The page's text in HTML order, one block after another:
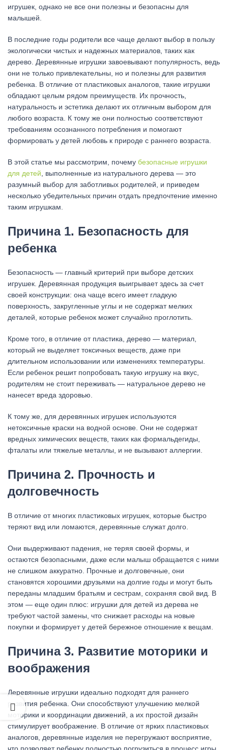
игрушек, однако не все они полезны и безопасны для
малышей.
В последние годы родители все чаще делают выбор в пользу
экологически чистых и надежных материалов, таких как
дерево. Деревянные игрушки завоевывают популярность, ведь
они не только привлекательны, но и полезны для развития
ребенка. В отличие от пластиковых аналогов, такие игрушки
обладают целым рядом преимуществ. Их прочность,
натуральность и эстетика делают их отличным выбором для
любого возраста. К тому же они полностью соответствуют
требованиям осознанного потребления и помогают
формировать у детей любовь к природе с раннего возраста.
В этой статье мы рассмотрим, почему безопасные игрушки
для детей , выполненные из натурального дерева — это
разумный выбор для заботливых родителей, и приведем
несколько убедительных причин отдать предпочтение именно
таким игрушкам.
Причина 1. Безопасность для
ребенка
Безопасность — главный критерий при выборе детских
игрушек. Деревянная продукция выигрывает здесь за счет
своей конструкции: она чаще всего имеет гладкую
поверхность, закругленные углы и не содержат мелких
деталей, которые ребенок может случайно проглотить.
Кроме того, в отличие от пластика, дерево — материал,
который не выделяет токсичных веществ, даже при
длительном использовании или изменениях температуры.
Если ребенок решит попробовать такую игрушку на вкус,
родителям не стоит переживать — натуральное дерево не
нанесет вреда здоровью.
К тому же, для деревянных игрушек используются
нетоксичные краски на водной основе. Они не содержат
вредных химических веществ, таких как формальдегиды,
фталаты или тяжелые металлы, и не вызывают аллергии.
Причина 2. Прочность и
долговечность
В отличие от многих пластиковых игрушек, которые быстро
теряют вид или ломаются, деревянные служат долго.
Они выдерживают падения, не теряя своей формы, и
остаются безопасными, даже если малыш обращается с ними
не слишком аккуратно. Прочные и долговечные, они
становятся хорошими друзьями на долгие годы и могут быть
переданы младшим братьям и сестрам, сохраняя свой вид. В
этом — еще один плюс: игрушки для детей из дерева не
требуют частой замены, что снижает расходы на новые
покупки и формирует у детей бережное отношение к вещам.
Причина 3. Развитие моторики и
воображения
Деревянные игрушки идеально подходят для раннего
развития ребенка. Они способствуют улучшению мелкой
моторики и координации движений, а их простой дизайн
стимулирует воображение. В отличие от ярких пластиковых
аналогов, деревянные изделия не перегружают восприятие,